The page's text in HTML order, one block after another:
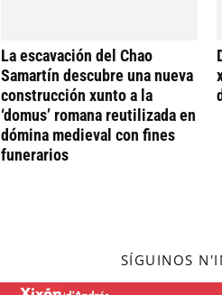
La escavación del Chao
Samartín descubre una nueva
construcción xunto a la
‘domus’ romana reutilizada en
dómina medieval con fines
funerarios
SÍGUINOS